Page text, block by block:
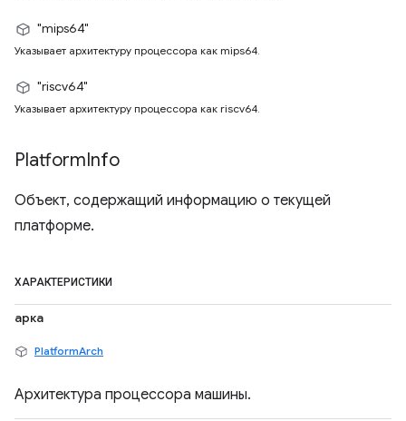
"mips64"
Указывает архитектуру процессора как mips64.
"riscv64"
Указывает архитектуру процессора как riscv64.
PlatformInfo
Объект, содержащий информацию о текущей
платформе.
ХАРАКТЕРИСТИКИ
арка
PlatformArch
Архитектура процессора машины.